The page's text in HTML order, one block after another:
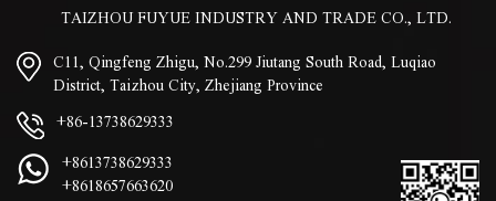
TAIZHOU FUYUE INDUSTRY AND TRADE CO., LTD.
C11, Qingfeng Zhigu, No.299 Jiutang South Road, Luqiao
District, Taizhou City, Zhejiang Province
+86-13738629333
+8613738629333
+8618657663620